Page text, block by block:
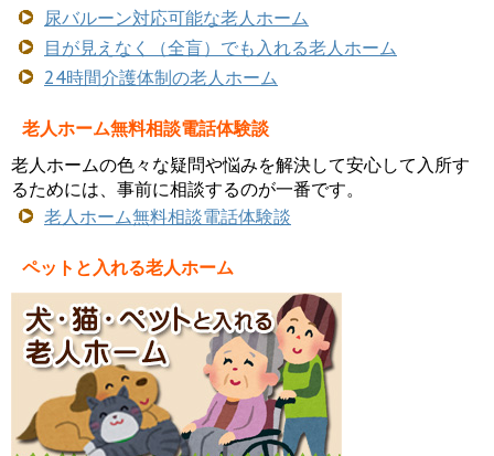
尿バルーン対応可能な老人ホーム
目が見えなく（全盲）でも入れる老人ホーム
24時間介護体制の老人ホーム
老人ホーム無料相談電話体験談
老人ホームの色々な疑問や悩みを解決して安心して入所す
るためには、事前に相談するのが一番です。
老人ホーム無料相談電話体験談
ペットと入れる老人ホーム